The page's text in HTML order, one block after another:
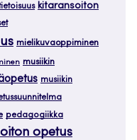
kitaransoiton
mielikuvaoppiminen
musiikin
musiikin
pedagogiikka
opetus